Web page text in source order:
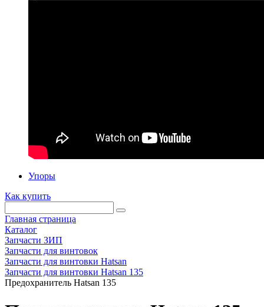
Упоры
Как купить
Главная страница
Каталог
Запчасти ЗИП
Запчасти для винтовок
Запчасти для винтовки Hatsan
Запчасти для винтовки Hatsan 135
Предохранитель Hatsan 135